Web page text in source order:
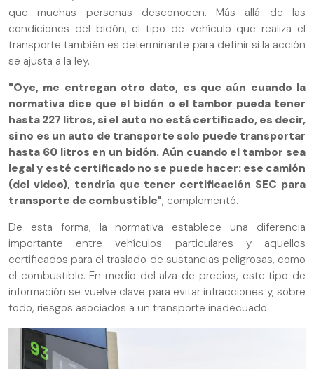
que muchas personas desconocen. Más allá de las
condiciones del bidón, el tipo de vehículo que realiza el
transporte también es determinante para definir si la acción
se ajusta a la ley.
"Oye, me entregan otro dato, es que aún cuando la
normativa dice que el bidón o el tambor pueda tener
hasta 227 litros, si el auto no está certificado, es decir,
si no es un auto de transporte solo puede transportar
hasta 60 litros en un bidón. Aún cuando el tambor sea
legal y esté certificado no se puede hacer: ese camión
(del video), tendría que tener certificación SEC para
transporte de combustible", complementó.
De esta forma, la normativa establece una diferencia
importante entre vehículos particulares y aquellos
certificados para el traslado de sustancias peligrosas, como
el combustible. En medio del alza de precios, este tipo de
información se vuelve clave para evitar infracciones y, sobre
todo, riesgos asociados a un transporte inadecuado.